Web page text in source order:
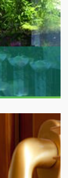
воздушной